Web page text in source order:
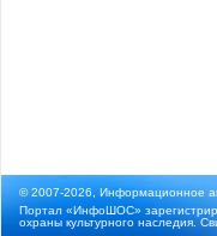
© 2007-2026, Информационное
Портал «ИнфоШОС»
охраны культурного наследия.